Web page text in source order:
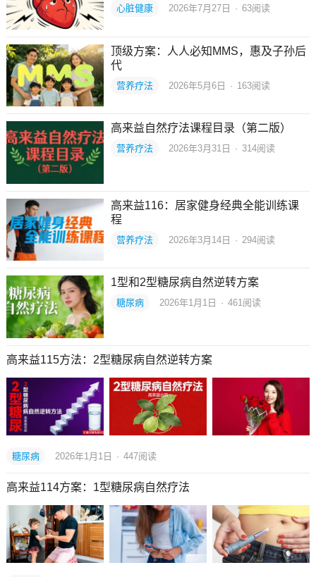
心脏健康 2026年7月27日 · 63阅读
顶级方案：人人必知MMS，惠及子孙后
代
营养疗法 2026年5月6日 · 163阅读
高来益自然疗法课程目录（第二版）
营养疗法 2026年3月31日 · 314阅读
高来益116：居家健身经典全能训练课
程
营养疗法 2026年3月14日 · 294阅读
1型和2型糖尿病自然逆转方案
糖尿病 2026年1月1日 · 461阅读
高来益115方法：2型糖尿病自然逆转方案
糖尿病 2026年1月1日 · 447阅读
高来益114方案：1型糖尿病自然疗法